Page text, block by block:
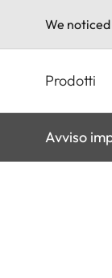
We
principale
Prodotti
Avviso